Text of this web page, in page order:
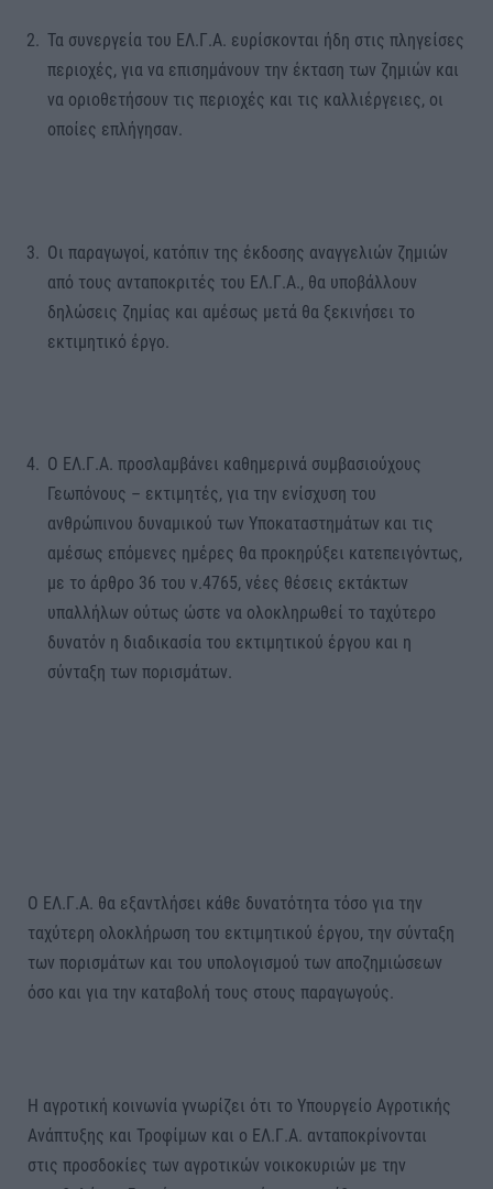
Τα συνεργεία του ΕΛ.Γ.Α. ευρίσκονται ήδη στις πληγείσες
περιοχές, για να επισημάνουν την έκταση των ζημιών και
να οριοθετήσουν τις περιοχές και τις καλλιέργειες, οι
οποίες επλήγησαν.
Οι παραγωγοί, κατόπιν της έκδοσης αναγγελιών ζημιών
από τους ανταποκριτές του ΕΛ.Γ.Α., θα υποβάλλουν
δηλώσεις ζημίας και αμέσως μετά θα ξεκινήσει το
εκτιμητικό έργο.
Ο ΕΛ.Γ.Α. προσλαμβάνει καθημερινά συμβασιούχους
Γεωπόνους – εκτιμητές, για την ενίσχυση του
ανθρώπινου δυναμικού των Υποκαταστημάτων και τις
αμέσως επόμενες ημέρες θα προκηρύξει κατεπειγόντως,
με το άρθρο 36 του ν.4765, νέες θέσεις εκτάκτων
υπαλλήλων ούτως ώστε να ολοκληρωθεί το ταχύτερο
δυνατόν η διαδικασία του εκτιμητικού έργου και η
σύνταξη των πορισμάτων.
Ο ΕΛ.Γ.Α. θα εξαντλήσει κάθε δυνατότητα τόσο για την
ταχύτερη ολοκλήρωση του εκτιμητικού έργου, την σύνταξη
των πορισμάτων και του υπολογισμού των αποζημιώσεων
όσο και για την καταβολή τους στους παραγωγούς.
Η αγροτική κοινωνία γνωρίζει ότι το Υπουργείο Αγροτικής
Ανάπτυξης και Τροφίμων και ο ΕΛ.Γ.Α. ανταποκρίνονται
στις προσδοκίες των αγροτικών νοικοκυριών με την